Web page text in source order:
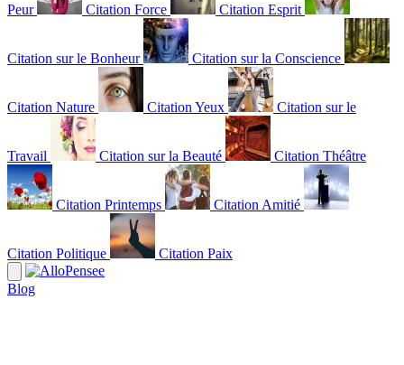
Peur Citation Force Citation Esprit
Citation sur le Bonheur Citation sur la Conscience
Citation Nature Citation Yeux Citation sur le
Travail Citation sur la Beauté Citation Théâtre
Citation Printemps Citation Amitié
Citation Politique Citation Paix
Blog